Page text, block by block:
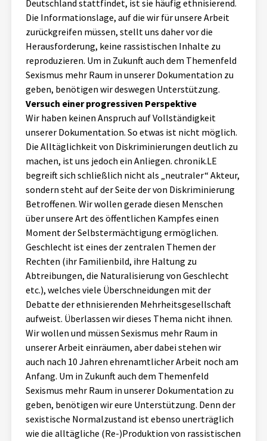
Deutschland stattfindet, ist sie häufig ethnisierend.
Die Informationslage, auf die wir für unsere Arbeit
zurückgreifen müssen, stellt uns daher vor die
Herausforderung, keine rassistischen Inhalte zu
reproduzieren. Um in Zukunft auch dem Themenfeld
Sexismus mehr Raum in unserer Dokumentation zu
geben, benötigen wir deswegen Unterstützung.
Versuch einer progressiven Perspektive
Wir haben keinen Anspruch auf Vollständigkeit
unserer Dokumentation. So etwas ist nicht möglich.
Die Alltäglichkeit von Diskriminierungen deutlich zu
machen, ist uns jedoch ein Anliegen. chronik.LE
begreift sich schließlich nicht als „neutraler“ Akteur,
sondern steht auf der Seite der von Diskriminierung
Betroffenen. Wir wollen gerade diesen Menschen
über unsere Art des öffentlichen Kampfes einen
Moment der Selbstermächtigung ermöglichen.
Geschlecht ist eines der zentralen Themen der
Rechten (ihr Familienbild, ihre Haltung zu
Abtreibungen, die Naturalisierung von Geschlecht
etc.), welches viele Überschneidungen mit der
Debatte der ethnisierenden Mehrheitsgesellschaft
aufweist. Überlassen wir dieses Thema nicht ihnen.
Wir wollen und müssen Sexismus mehr Raum in
unserer Arbeit einräumen, aber dabei stehen wir
auch nach 10 Jahren ehrenamtlicher Arbeit noch am
Anfang. Um in Zukunft auch dem Themenfeld
Sexismus mehr Raum in unserer Dokumentation zu
geben, benötigen wir eure Unterstützung. Denn der
sexistische Normalzustand ist ebenso unerträglich
wie die alltägliche (Re-)Produktion von rassistischen